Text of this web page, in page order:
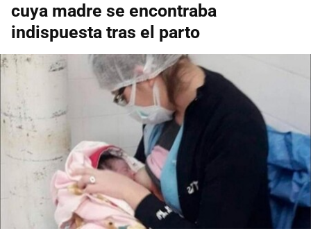
cuya madre se encontraba
indispuesta tras el parto